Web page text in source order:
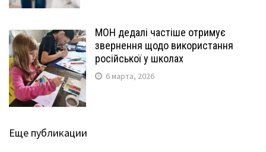
МОН дедалі частіше отримує
звернення щодо використання
російської у школах
6 марта, 2026
Еще публикации